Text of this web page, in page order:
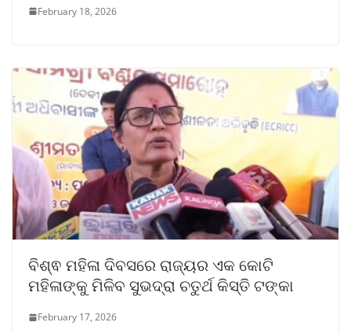
February 18, 2026
ବିଶ୍ଵ ମହିଳା ଦିବସରେ ରାଜ୍ୟର ଏକ କୋଟି
ମହିଳାଙ୍କୁ ମିଳିବ ସୁଭଦ୍ରା ଚତୁର୍ଥ କିସ୍ତି ଟଙ୍କା
February 17, 2026